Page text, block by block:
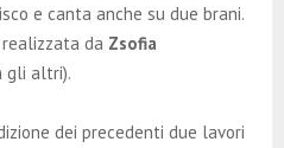
e canta anche su due brani.
, realizzata da Zsofia
gli altri).
dei precedenti due lavori